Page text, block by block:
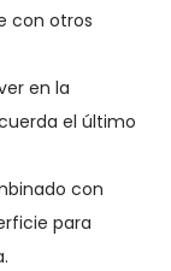
con otros
en la
el último
con
para